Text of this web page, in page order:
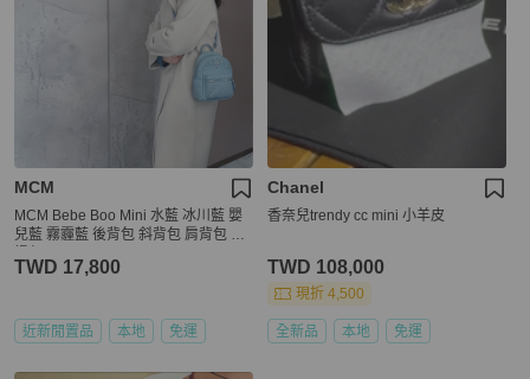
MCM
MCM Bebe Boo Mini 水藍 冰川藍 嬰
兒藍 霧霾藍 後背包 斜背包 肩背包 手
TWD 17,800
近新閒置品 本地 免運
Chanel
香奈兒trendy cc mini 小羊皮
TWD 108,000
現折 4,500
全新品 本地 免運